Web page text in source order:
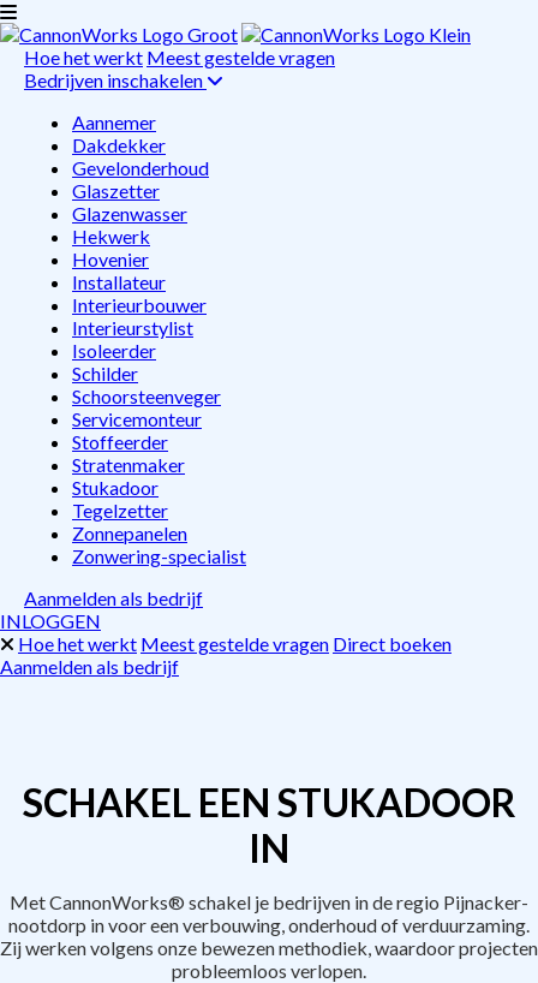
Hoe het werkt Meest gestelde vragen
Bedrijven inschakelen
Aannemer
Dakdekker
Gevelonderhoud
Glaszetter
Glazenwasser
Hekwerk
Hovenier
Installateur
Interieurbouwer
Interieurstylist
Isoleerder
Schilder
Schoorsteenveger
Servicemonteur
Stoffeerder
Stratenmaker
Stukadoor
Tegelzetter
Zonnepanelen
Zonwering-specialist
Aanmelden als bedrijf
INLOGGEN
Hoe het werkt Meest gestelde vragen Direct boeken
Aanmelden als bedrijf
SCHAKEL EEN STUKADOOR
IN
Met CannonWorks® schakel je bedrijven in de regio Pijnacker-
nootdorp in voor een verbouwing, onderhoud of verduurzaming.
Zij werken volgens onze bewezen methodiek, waardoor projecten
probleemloos verlopen.